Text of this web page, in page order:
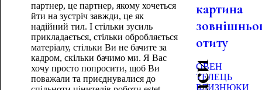
партнер, це партнер, якому хочеться
йти на зустріч завжди, це як
надійний тил. І стільки зусиль
прикладається, стільки обробляється
матеріалу, стільки Ви не бачите за
кадром, скільки бачимо ми. Я Вас
хочу просто попросити, щоб Ви
поважали та приєднувалися до
картина
отиту
ОВЕН
ТЕЛЕЦЬ
БЛИЗНЮКИ